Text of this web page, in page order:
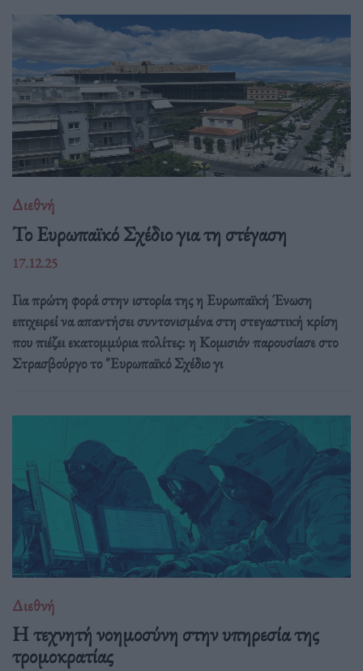
Διεθνή
Το Ευρωπαϊκό Σχέδιο για τη στέγαση
17.12.25
Για πρώτη φορά στην ιστορία της η Ευρωπαϊκή Ένωση
επιχειρεί να απαντήσει συντονισμένα στη στεγαστική κρίση
που πιέζει εκατομμύρια πολίτες: η Κομισιόν παρουσίασε στο
Στρασβούργο το "Ευρωπαϊκό Σχέδιο γι
Διεθνή
Η τεχνητή νοημοσύνη στην υπηρεσία της
τρομοκρατίας